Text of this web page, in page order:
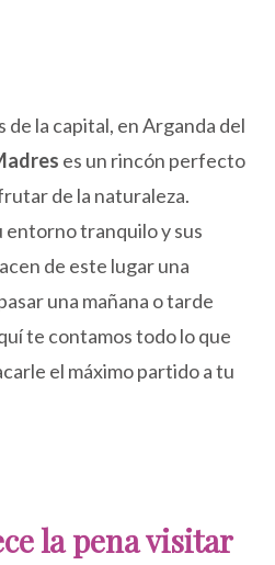
de la capital, en Arganda del
es un rincón perfecto
de la naturaleza.
entorno tranquilo y sus
de este lugar una
una mañana o tarde
te contamos todo lo que
el máximo partido a tu
la pena visitar